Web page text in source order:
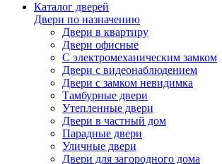
Каталог дверей
Двери по назначению
Двери в квартиру
Двери офисные
С электромеханическим замком
Двери с видеонаблюдением
Двери с замком невидимка
Тамбурные двери
Утепленные двери
Двери в частный дом
Парадные двери
Уличные двери
Двери для загородного дома